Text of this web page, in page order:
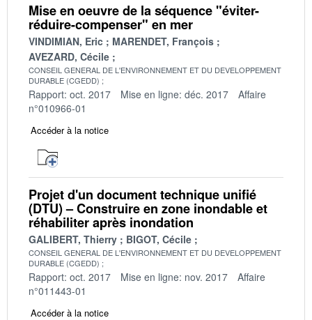
Mise en oeuvre de la séquence "éviter-
réduire-compenser" en mer
VINDIMIAN, Eric
MARENDET, François
AVEZARD, Cécile
CONSEIL GENERAL DE L'ENVIRONNEMENT ET DU DEVELOPPEMENT
DURABLE (CGEDD)
Rapport: oct. 2017 Mise en ligne: déc. 2017
Affaire
n°010966-01
Accéder à la notice
Projet d'un document technique unifié
(DTU) – Construire en zone inondable et
réhabiliter après inondation
GALIBERT, Thierry BIGOT, Cécile
CONSEIL GENERAL DE L'ENVIRONNEMENT ET DU DEVELOPPEMENT
DURABLE (CGEDD)
Rapport: oct. 2017 Mise en ligne: nov. 2017
Affaire
n°011443-01
Accéder à la notice